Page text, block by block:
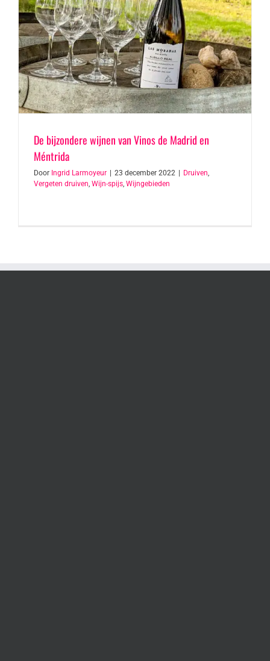
De bijzondere wijnen van Vinos de Madrid en
Méntrida
Door Ingrid Larmoyeur 23 december 2022 Druiven,
Vergeten druiven, Wijn-spijs, Wijngebieden